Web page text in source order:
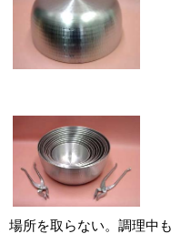
場所を取らない。調理中